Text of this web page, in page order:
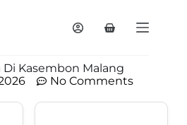
Di Kasembon Malang
No Comments